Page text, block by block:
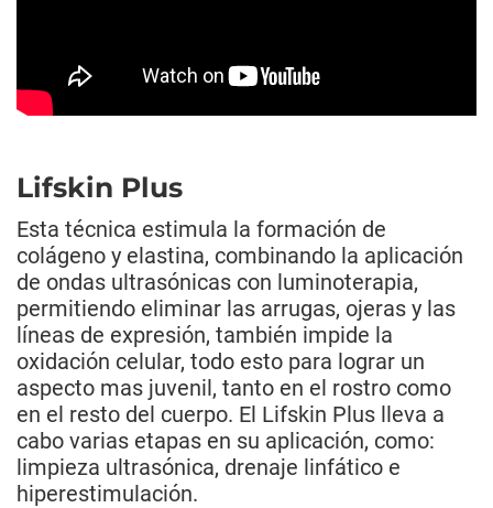
Lifskin Plus
Esta técnica estimula la formación de
colágeno y elastina, combinando la aplicación
de ondas ultrasónicas con luminoterapia,
permitiendo eliminar las arrugas, ojeras y las
líneas de expresión, también impide la
oxidación celular, todo esto para lograr un
aspecto mas juvenil, tanto en el rostro como
en el resto del cuerpo. El Lifskin Plus lleva a
cabo varias etapas en su aplicación, como:
limpieza ultrasónica, drenaje linfático e
hiperestimulación.